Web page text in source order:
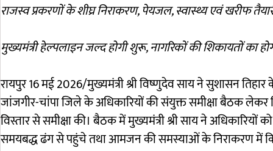
राजस्व प्रकरणों के शीघ्र निराकरण, पेयजल, स्वास्थ्य एवं खरीफ
मुख्यमंत्री हेल्पलाइन जल्द होगी शुरू, नागरिकों की शिकायतों का
रायपुर 16 मई 2026/मुख्यमंत्री श्री विष्णुदेव साय ने सुशासन
जांजगीर-चांपा जिले के अधिकारियों की संयुक्त समीक्षा बैठक
विस्तार से समीक्षा की। बैठक में मुख्यमंत्री श्री साय ने
समयबद्ध ढंग से पहुंचे तथा आमजन की समस्याओं के निराकरण में